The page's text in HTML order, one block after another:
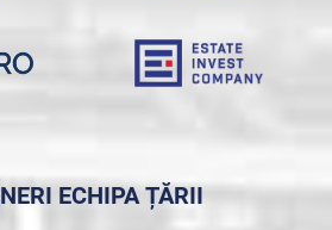
ECHIPA ȚĂRII